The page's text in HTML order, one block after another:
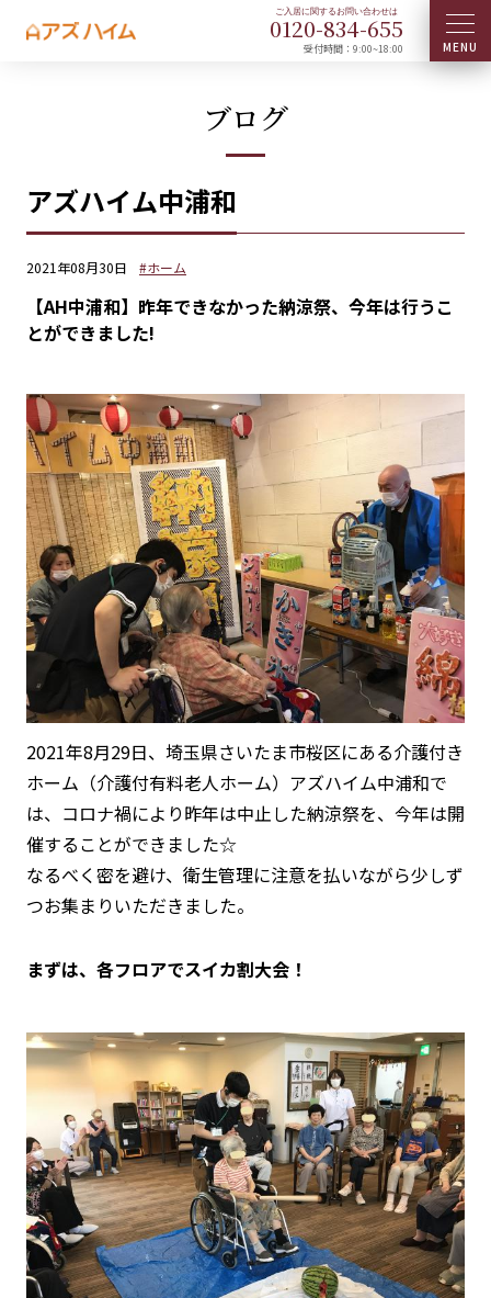
0120-834-655
受付時間：9:00~18:00
ブログ
アズハイム中浦和
2021年08月30日 #ホーム
【AH中浦和】昨年できなかった納涼祭、今年は行うこ
とができました!
2021年8月29日、埼玉県さいたま市桜区にある介護付き
ホーム（介護付有料老人ホーム）アズハイム中浦和で
は、コロナ禍により昨年は中止した納涼祭を、今年は開
催することができました☆
なるべく密を避け、衛生管理に注意を払いながら少しず
つお集まりいただきました。
まずは、各フロアでスイカ割大会！